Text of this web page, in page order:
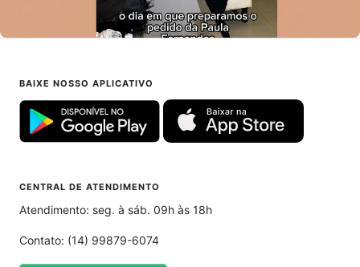
BAIXE NOSSO APLICATIVO
CENTRAL DE ATENDIMENTO
Atendimento: seg. à sáb. 09h às 18h
Contato: (14) 99879-6074